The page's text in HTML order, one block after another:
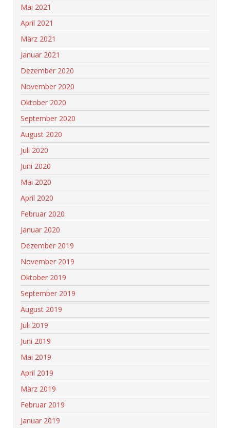
Mai 2021
April 2021
März 2021
Januar 2021
Dezember 2020
November 2020
Oktober 2020
September 2020
August 2020
Juli 2020
Juni 2020
Mai 2020
April 2020
Februar 2020
Januar 2020
Dezember 2019
November 2019
Oktober 2019
September 2019
August 2019
Juli 2019
Juni 2019
Mai 2019
April 2019
März 2019
Februar 2019
Januar 2019